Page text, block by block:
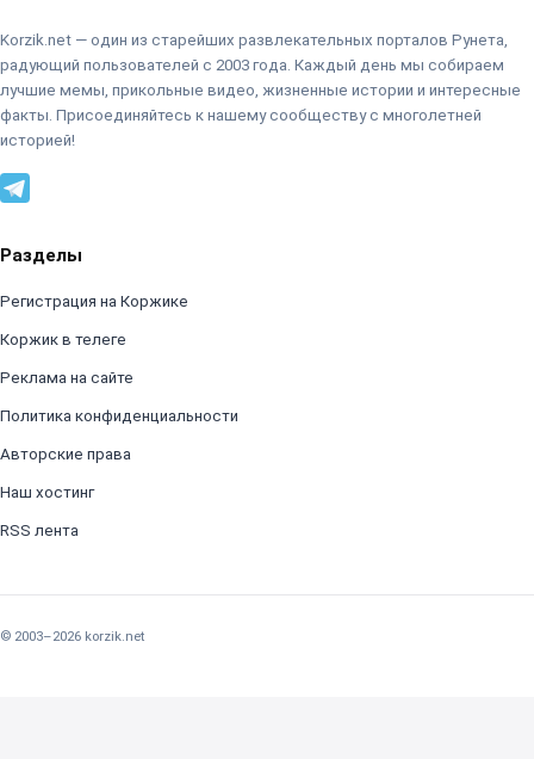
Korzik.net — один из старейших развлекательных порталов Рунета,
радующий пользователей с 2003 года. Каждый день мы собираем
лучшие мемы, прикольные видео, жизненные истории и интересные
факты. Присоединяйтесь к нашему сообществу с многолетней
историей!
Разделы
Регистрация на Коржике
Коржик в телеге
Реклама на сайте
Политика конфиденциальности
Авторские права
Наш хостинг
RSS лента
© 2003–2026 korzik.net